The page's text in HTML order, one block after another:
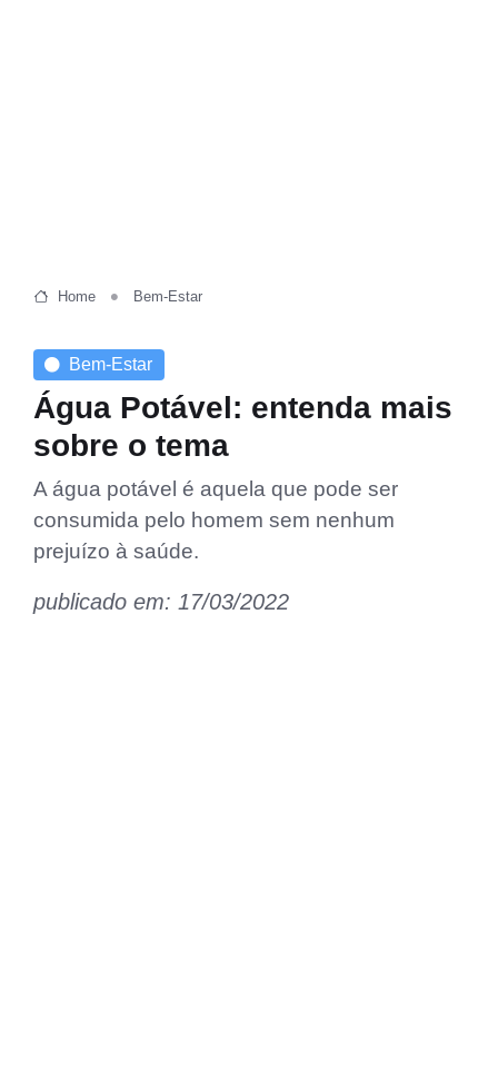
Home Bem-Estar
Bem-Estar
Água Potável: entenda mais
sobre o tema
A água potável é aquela que pode ser
consumida pelo homem sem nenhum
prejuízo à saúde.
publicado em: 17/03/2022